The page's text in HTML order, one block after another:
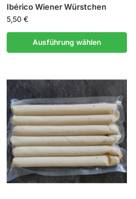
Ibérico Wiener Würstchen
5,50 €
Ausführung wählen